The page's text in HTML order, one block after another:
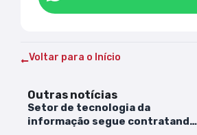
Voltar para o Início
Outras notícias
Setor de tecnologia da
informação segue contratando